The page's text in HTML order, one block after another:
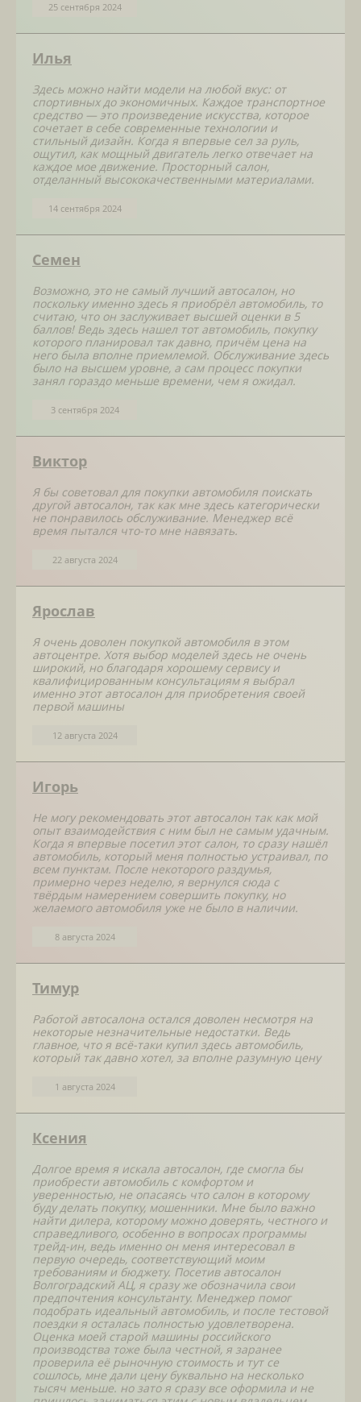
25 сентября 2024
Илья
Здесь можно найти модели на любой вкус: от
спортивных до экономичных. Каждое транспортное
средство — это произведение искусства, которое
сочетает в себе современные технологии и
стильный дизайн. Когда я впервые сел за руль,
ощутил, как мощный двигатель легко отвечает на
каждое мое движение. Просторный салон,
отделанный высококачественными материалами.
14 сентября 2024
Семен
Возможно, это не самый лучший автосалон, но
поскольку именно здесь я приобрёл автомобиль, то
считаю, что он заслуживает высшей оценки в 5
баллов! Ведь здесь нашел тот автомобиль, покупку
которого планировал так давно, причём цена на
него была вполне приемлемой. Обслуживание здесь
было на высшем уровне, а сам процесс покупки
занял гораздо меньше времени, чем я ожидал.
3 сентября 2024
Виктор
Я бы советовал для покупки автомобиля поискать
другой автосалон, так как мне здесь категорически
не понравилось обслуживание. Менеджер всё
время пытался что-то мне навязать.
22 августа 2024
Ярослав
Я очень доволен покупкой автомобиля в этом
автоцентре. Хотя выбор моделей здесь не очень
широкий, но благодаря хорошему сервису и
квалифицированным консультациям я выбрал
именно этот автосалон для приобретения своей
первой машины
12 августа 2024
Игорь
Не могу рекомендовать этот автосалон так как мой
опыт взаимодействия с ним был не самым удачным.
Когда я впервые посетил этот салон, то сразу нашёл
автомобиль, который меня полностью устраивал, по
всем пунктам. После некоторого раздумья,
примерно через неделю, я вернулся сюда с
твёрдым намерением совершить покупку, но
желаемого автомобиля уже не было в наличии.
8 августа 2024
Тимур
Работой автосалона остался доволен несмотря на
некоторые незначительные недостатки. Ведь
главное, что я всё-таки купил здесь автомобиль,
который так давно хотел, за вполне разумную цену
1 августа 2024
Ксения
Долгое время я искала автосалон, где смогла бы
приобрести автомобиль с комфортом и
уверенностью, не опасаясь что салон в которому
буду делать покупку, мошенники. Мне было важно
найти дилера, которому можно доверять, честного и
справедливого, особенно в вопросах программы
трейд-ин, ведь именно он меня интересовал в
первую очередь, соответствующий моим
требованиям и бюджету. Посетив автосалон
Волгоградский АЦ, я сразу же обозначила свои
предпочтения консультанту. Менеджер помог
подобрать идеальный автомобиль, и после тестовой
поездки я осталась полностью удовлетворена.
Оценка моей старой машины российского
производства тоже была честной, я заранее
проверила её рыночную стоимость и тут се
сошлось, мне дали цену буквально на несколько
тысяч меньше. но зато я сразу все оформила и не